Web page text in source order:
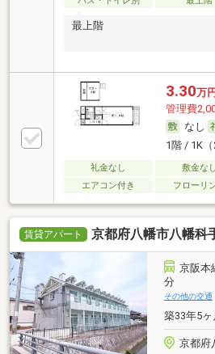
最上階
3.30万
管理費
なし
1階 / 1K
礼金なし 敷金なし
エアコン付き
フローリ
賃貸アパート 京都府八幡市八幡科
京阪本
分
その他の交通
築33年5
京都府